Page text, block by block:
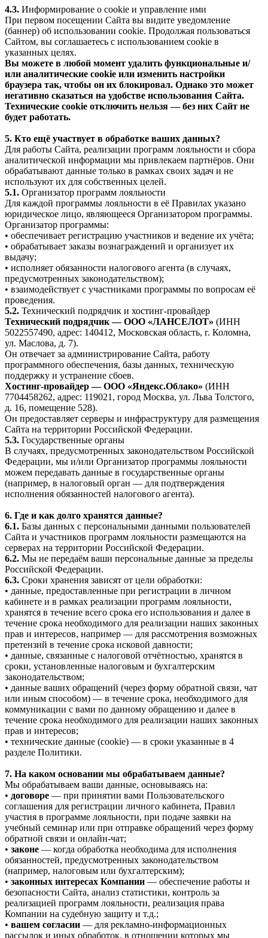
4.3. Информирование о cookie и управление ими
При первом посещении Сайта вы видите уведомление
(баннер) об использовании cookie. Продолжая пользоваться
Сайтом, вы соглашаетесь с использованием cookie в
указанных целях.
Вы можете в любой момент удалить функциональные и/
или аналитические cookie или изменить настройки
браузера так, чтобы он их блокировал. Однако это может
негативно сказаться на удобстве использования Сайта.
Технические cookie отключить нельзя — без них Сайт не
будет работать.
5. Кто ещё участвует в обработке ваших данных?
Для работы Сайта, реализации программ лояльности и сбора
аналитической информации мы привлекаем партнёров. Они
обрабатывают данные только в рамках своих задач и не
используют их для собственных целей.
5.1. Организатор программ лояльности
Для каждой программы лояльности в её Правилах указано
юридическое лицо, являющееся Организатором программы.
Организатор программы:
• обеспечивает регистрацию участников и ведение их учёта;
• обрабатывает заказы вознаграждений и организует их
выдачу;
• исполняет обязанности налогового агента (в случаях,
предусмотренных законодательством);
• взаимодействует с участниками программы по вопросам её
проведения.
5.2. Технический подрядчик и хостинг-провайдер
Технический подрядчик — ООО «ЛАНСЕЛОТ» (ИНН
5022557490, адрес: 140412, Московская область, г. Коломна,
ул. Маслова, д. 7).
Он отвечает за администрирование Сайта, работу
программного обеспечения, базы данных, техническую
поддержку и устранение сбоев.
Хостинг-провайдер — ООО «Яндекс.Облако» (ИНН
7704458262, адрес: 119021, город Москва, ул. Льва Толстого,
д. 16, помещение 528).
Он предоставляет серверы и инфраструктуру для размещения
Сайта на территории Российской Федерации.
5.3. Государственные органы
В случаях, предусмотренных законодательством Российской
Федерации, мы и/или Организатор программы лояльности
можем передавать данные в государственные органы
(например, в налоговый орган — для подтверждения
исполнения обязанностей налогового агента).
6. Где и как долго хранятся данные?
6.1. Базы данных с персональными данными пользователей
Сайта и участников программ лояльности размещаются на
серверах на территории Российской Федерации.
6.2. Мы не передаём ваши персональные данные за пределы
Российской Федерации.
6.3. Сроки хранения зависят от цели обработки:
• данные, предоставленные при регистрации в личном
кабинете и в рамках реализации программ лояльности,
хранятся в течение всего срока его использования и далее в
течение срока необходимого для реализации наших законных
прав и интересов, например — для рассмотрения возможных
претензий в течение срока исковой давности;
• данные, связанные с налоговой отчётностью, хранятся в
сроки, установленные налоговым и бухгалтерским
законодательством;
• данные ваших обращений (через форму обратной связи, чат
или иным способом) — в течение срока, необходимого для
коммуникации с вами по данному обращению и далее в
течение срока необходимого для реализации наших законных
прав и интересов;
• технические данные (cookie) — в сроки указанные в 4
разделе Политики.
7. На каком основании мы обрабатываем данные?
Мы обрабатываем ваши данные, основываясь на:
• договоре — при принятии вами Пользовательского
соглашения для регистрации личного кабинета, Правил
участия в программе лояльности, при подаче заявки на
учебный семинар или при отправке обращений через форму
обратной связи и онлайн-чат;
• законе — когда обработка необходима для исполнения
обязанностей, предусмотренных законодательством
(например, налоговым или бухгалтерским);
• законных интересах Компании — обеспечение работы и
безопасности Сайта, анализ статистики, контроль за
реализацией программ лояльности, реализация права
Компании на судебную защиту и т.д.;
• вашем согласии — для рекламно-информационных
рассылок и иных обработок, в отношении которых мы